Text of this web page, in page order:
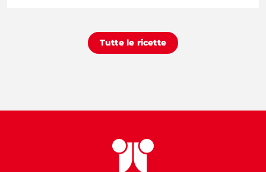
Tutte le ricette